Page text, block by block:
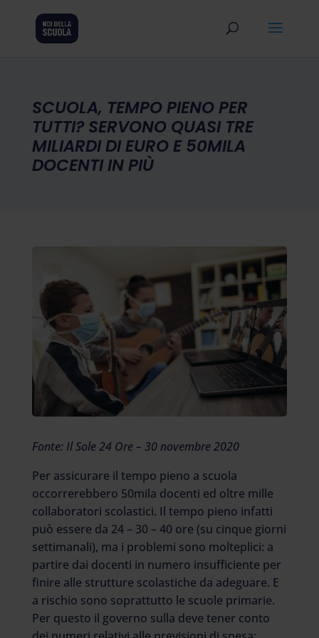
SCUOLA, TEMPO PIENO PER
TUTTI? SERVONO QUASI TRE
MILIARDI DI EURO E 50MILA
DOCENTI IN PIÙ
Fonte: Il Sole 24 Ore – 30 novembre 2020
Per assicurare il tempo pieno a scuola
occorrerebbero 50mila docenti ed oltre mille
collaboratori scolastici. Il tempo pieno infatti
può essere da 24 – 30 – 40 ore (su cinque giorni
settimanali), ma i problemi sono molteplici: a
partire dai docenti in numero insufficiente per
finire alle strutture scolastiche da adeguare. E
a rischio sono soprattutto le scuole primarie.
Per questo il governo sulla deve tener conto